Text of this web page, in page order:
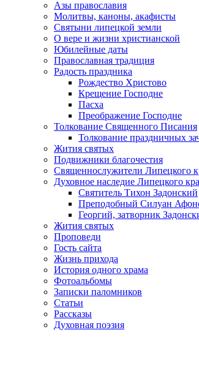
Азы православия
Молитвы, каноны, акафисты
Святыни липецкой земли
О вере и жизни христианской
Юбилейные даты
Православная традиция
Радость праздника
Рождество Христово
Крещение Господне
Пасха
Преображение Господне
Толкование Священного Писания
Толкование праздничных
Жития святых
Подвижники благочестия
Священнослужители Липецкого
Духовное наследие Липецкого
Святитель Тихон Задонский
Преподобный Силуан
Георгий, затворник
Жития святых
Проповеди
Гость сайта
Жизнь прихода
История одного храма
Фотоальбомы
Записки паломников
Статьи
Рассказы
Духовная поэзия